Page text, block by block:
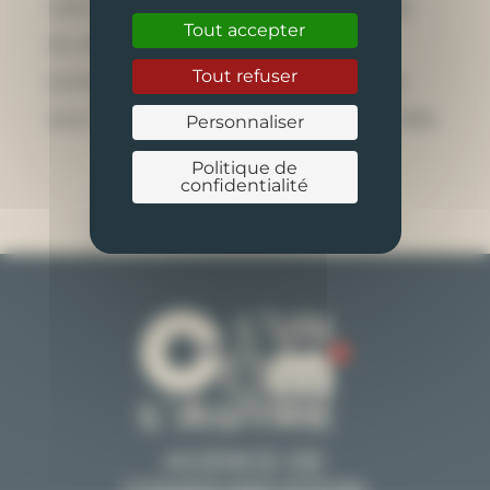
du site, et choisit de décliner un
pictogramme de cerveau assez drôle,
pour « dédramatiser » les sujets abordés.
Tout accepter
Tout refuser
Personnaliser
Politique de
confidentialité